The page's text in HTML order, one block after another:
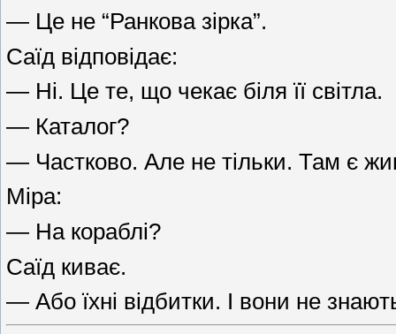
— Це не “Ранкова зірка”.
Саїд відповідає:
— Ні. Це те, що чекає біля її світла.
— Каталог?
— Частково. Але не тільки. Там є
Міра:
— На кораблі?
Саїд киває.
— Або їхні відбитки. І вони не